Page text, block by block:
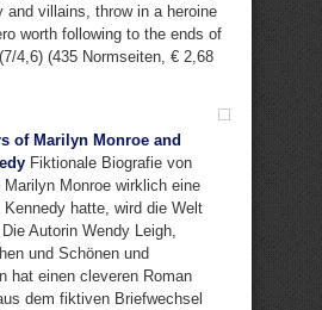
and villains, throw in a heroine
worth following to the ends of
4,6) (435 Normseiten, € 2,68
of Marilyn Monroe and
Fiktionale Biografie von
Marilyn Monroe wirklich eine
hatte, wird die Welt
Autorin Wendy Leigh,
und Schönen und
hat einen cleveren Roman
dem fiktiven Briefwechsel